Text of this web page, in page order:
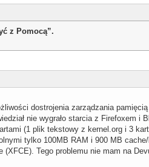
z Pomocą”.
dostrojenia zarządzania
nie wygrało starcia z Firefoxem i
(1 plik tekstowy z kernel.org i 3
tylko 100MB RAM i 900 MB
Tego problemu nie mam na